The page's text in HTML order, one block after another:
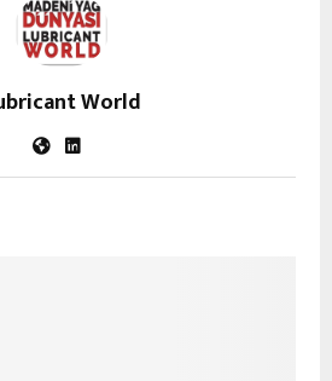
World